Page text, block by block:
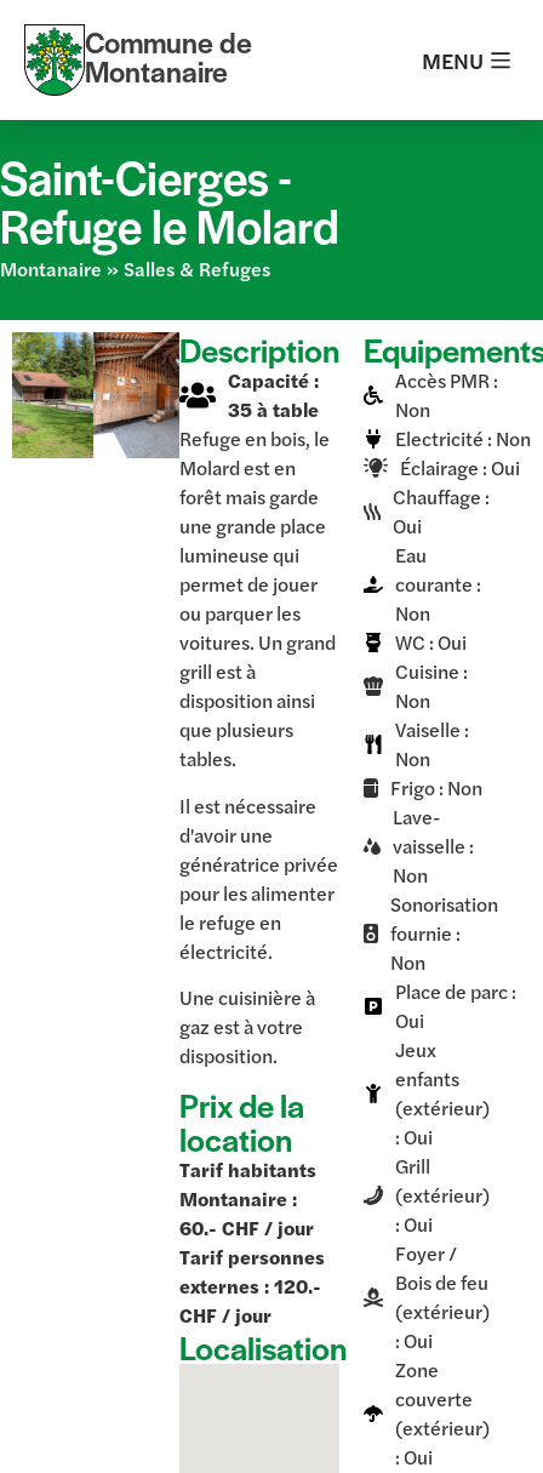
Commune de
Montanaire MENU
Saint-Cierges -
Refuge le Molard
Montanaire »Salles & Refuges
Description
Capacité :
35 à table
Refuge en bois, le
Molard est en
forêt mais garde
une grande place
lumineuse qui
permet de jouer
ou parquer les
voitures. Un grand
grill est à
disposition ainsi
que plusieurs
tables.
Il est nécessaire
d'avoir une
génératrice privée
pour les alimenter
le refuge en
électricité.
Une cuisinière à
gaz est à votre
disposition.
Prix de la
location
Tarif habitants
Montanaire :
60.- CHF / jour
Tarif personnes
externes : 120.-
CHF / jour
Localisation
Accès PMR :
Non
Electricité : Non
Éclairage : Oui
Chauffage :
Oui
Eau
courante :
Non
WC : Oui
Cuisine :
Non
Vaiselle :
Non
Frigo : Non
Lave-
vaisselle :
Non
Sonorisation
fournie :
Non
Place de parc :
Oui
Jeux
enfants
(extérieur)
: Oui
Grill
(extérieur)
: Oui
Foyer /
Bois de feu
(extérieur)
: Oui
Zone
couverte
(extérieur)
: Oui